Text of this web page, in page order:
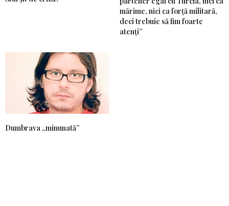
mărime, nici ca forță militară,
deci trebuie să fim foarte
atenți”
Dumbrava „minunată”